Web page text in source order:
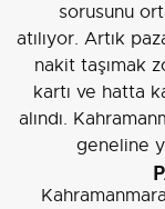
sorusunu
atılıyor. Artık
nakit taşımak
kartı ve hatta
alındı.
geneline